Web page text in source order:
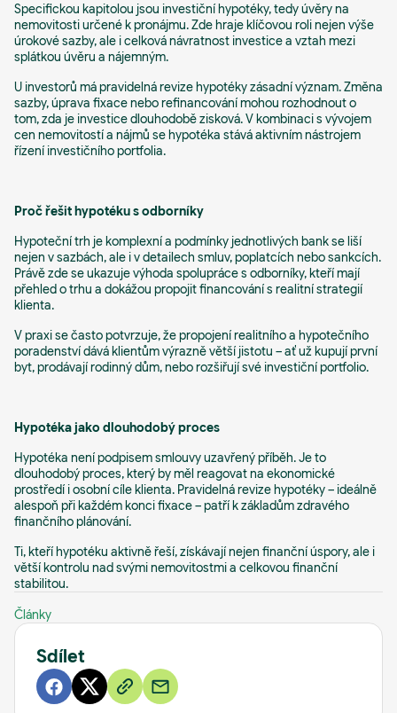
Specifickou kapitolou jsou investiční hypotéky, tedy úvěry na
nemovitosti určené k pronájmu. Zde hraje klíčovou roli nejen výše
úrokové sazby, ale i celková návratnost investice a vztah mezi
splátkou úvěru a nájemným.
U investorů má pravidelná revize hypotéky zásadní význam. Změna
sazby, úprava fixace nebo refinancování mohou rozhodnout o
tom, zda je investice dlouhodobě zisková. V kombinaci s vývojem
cen nemovitostí a nájmů se hypotéka stává aktivním nástrojem
řízení investičního portfolia.
Proč řešit hypotéku s odborníky
Hypoteční trh je komplexní a podmínky jednotlivých bank se liší
nejen v sazbách, ale i v detailech smluv, poplatcích nebo sankcích.
Právě zde se ukazuje výhoda spolupráce s odborníky, kteří mají
přehled o trhu a dokážou propojit financování s realitní strategií
klienta.
V praxi se často potvrzuje, že propojení realitního a hypotečního
poradenství dává klientům výrazně větší jistotu – ať už kupují první
byt, prodávají rodinný dům, nebo rozšiřují své investiční portfolio.
Hypotéka jako dlouhodobý proces
Hypotéka není podpisem smlouvy uzavřený příběh. Je to
dlouhodobý proces, který by měl reagovat na ekonomické
prostředí i osobní cíle klienta. Pravidelná revize hypotéky – ideálně
alespoň při každém konci fixace – patří k základům zdravého
finančního plánování.
Ti, kteří hypotéku aktivně řeší, získávají nejen finanční úspory, ale i
větší kontrolu nad svými nemovitostmi a celkovou finanční
stabilitou.
Články
Sdílet